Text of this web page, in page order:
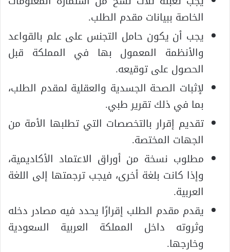
الخاصة ببيانات مقدم الطلب.
يجب أن يكون حامل التجنس على علم بالقواعد
والأنظمة المعمول بها في المملكة قبل
الحصول على توقيعه.
لإثبات الصحة الجسدية والعقلية لمقدم الطلب،
بما في ذلك تقرير طبي.
تقديم إقرار بالتخصصات التي تطلبها الأمة من
الجهات المختصة.
مطلوب نسخة من أوراق الاعتماد الأكاديمية،
وإذا كانت بلغة أخرى، فيجب ترجمتها إلى اللغة
العربية.
يقدم مقدم الطلب إقرارًا يحدد فيه مصادر دخله
وثروته داخل المملكة العربية السعودية
وخارجها.